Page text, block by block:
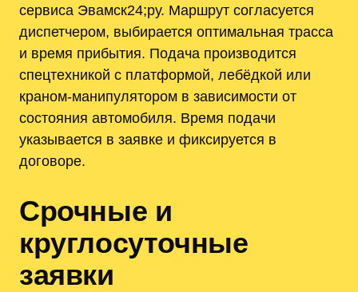
сервиса Эвамск24;ру. Маршрут согласуется
диспетчером, выбирается оптимальная трасса
и время прибытия. Подача производится
спецтехникой с платформой, лебёдкой или
краном-манипулятором в зависимости от
состояния автомобиля. Время подачи
указывается в заявке и фиксируется в
договоре.
Срочные и
круглосуточные
заявки